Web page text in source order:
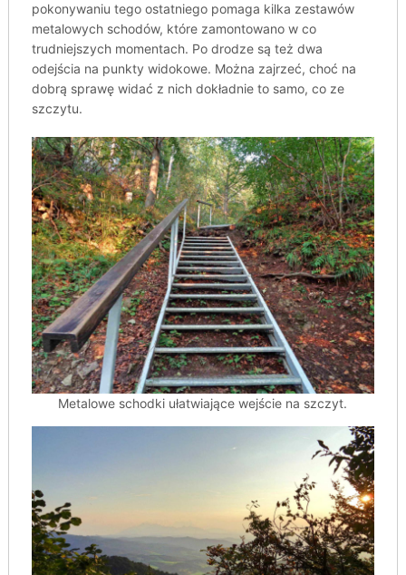
pokonywaniu tego ostatniego pomaga kilka zestawów
metalowych schodów, które zamontowano w co
trudniejszych momentach. Po drodze są też dwa
odejścia na punkty widokowe. Można zajrzeć, choć na
dobrą sprawę widać z nich dokładnie to samo, co ze
szczytu.
Metalowe schodki ułatwiające wejście na szczyt.